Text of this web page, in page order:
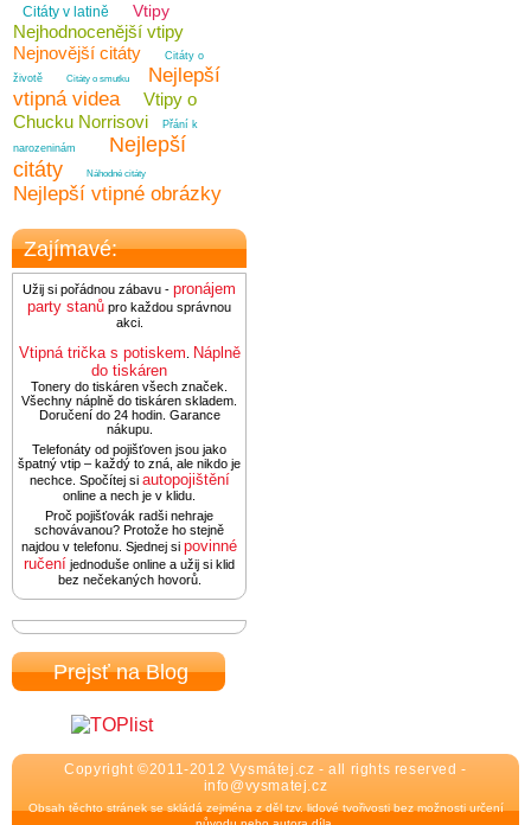
Citáty v latině Vtipy
Nejhodnocenější vtipy
Nejnovější citáty
Citáty o
životě
Citáty o smutku
Nejlepší
vtipná videa
Vtipy o
Chucku Norrisovi
Přání k
narozeninám
Nejlepší
citáty
Náhodné citáty
Nejlepší vtipné obrázky
Zajímavé:
Užij si pořádnou zábavu - pronájem
party stanů pro každou správnou
akci.
Vtipná trička s potiskem Náplně
do tiskáren
Tonery do tiskáren všech značek.
Všechny náplně do tiskáren skladem.
Doručení do 24 hodin. Garance
nákupu.
Telefonáty od pojišťoven jsou jako
špatný vtip – každý to zná, ale nikdo je
nechce. Spočítej si autopojištění
online a nech je v klidu.
Proč pojišťovák radši nehraje
schovávanou? Protože ho stejně
najdou v telefonu. Sjednej si povinné
ručení jednoduše online a užij si klid
bez nečekaných hovorů.
Prejsť na Blog
Copyright ©2011-2012 Vysmátej.cz - all rights reserved -
info@vysmatej.cz
Obsah těchto stránek se skládá zejména z děl tzv. lidové tvořivosti bez možnosti určení